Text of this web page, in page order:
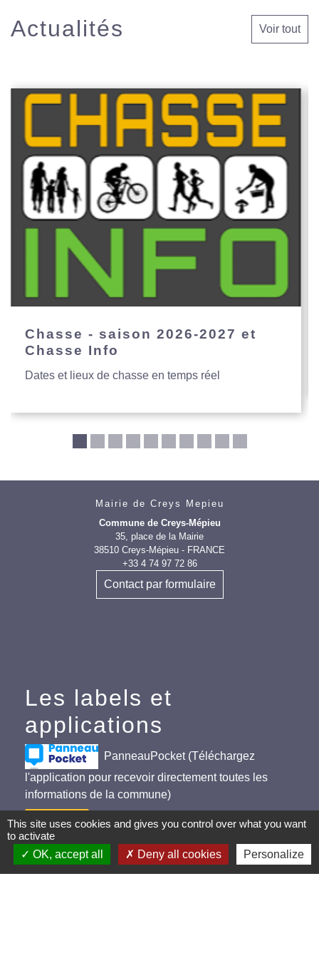
Actualités Voir tout
Chasse - saison 2026-2027 et
Chasse Info
Dates et lieux de chasse en temps réel
Mairie de Creys Mepieu
Commune de Creys-Mépieu
35, place de la Mairie
38510 Creys-Mépieu - FRANCE
+33 4 74 97 72 86
Contact par formulaire
Les labels et
applications
PanneauPocket (Téléchargez
l'application pour recevoir directement toutes les
informations de la commune)
Villes et Villages Fleuris
Ville active et sportive (2 lauriers)
This site uses cookies and gives you control over what you want
to activate
OK, accept all
Deny all cookies Personalize